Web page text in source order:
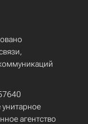
агентство